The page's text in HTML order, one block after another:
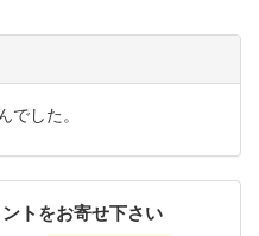
した。
トをお寄せ下さい